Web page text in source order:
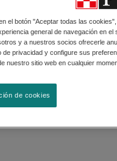
el botón "Aceptar todas las
general de navegación en
y a nuestros socios ofrecerle
de privacidad y configure sus
nuestro sitio web en cualquier
de cookies